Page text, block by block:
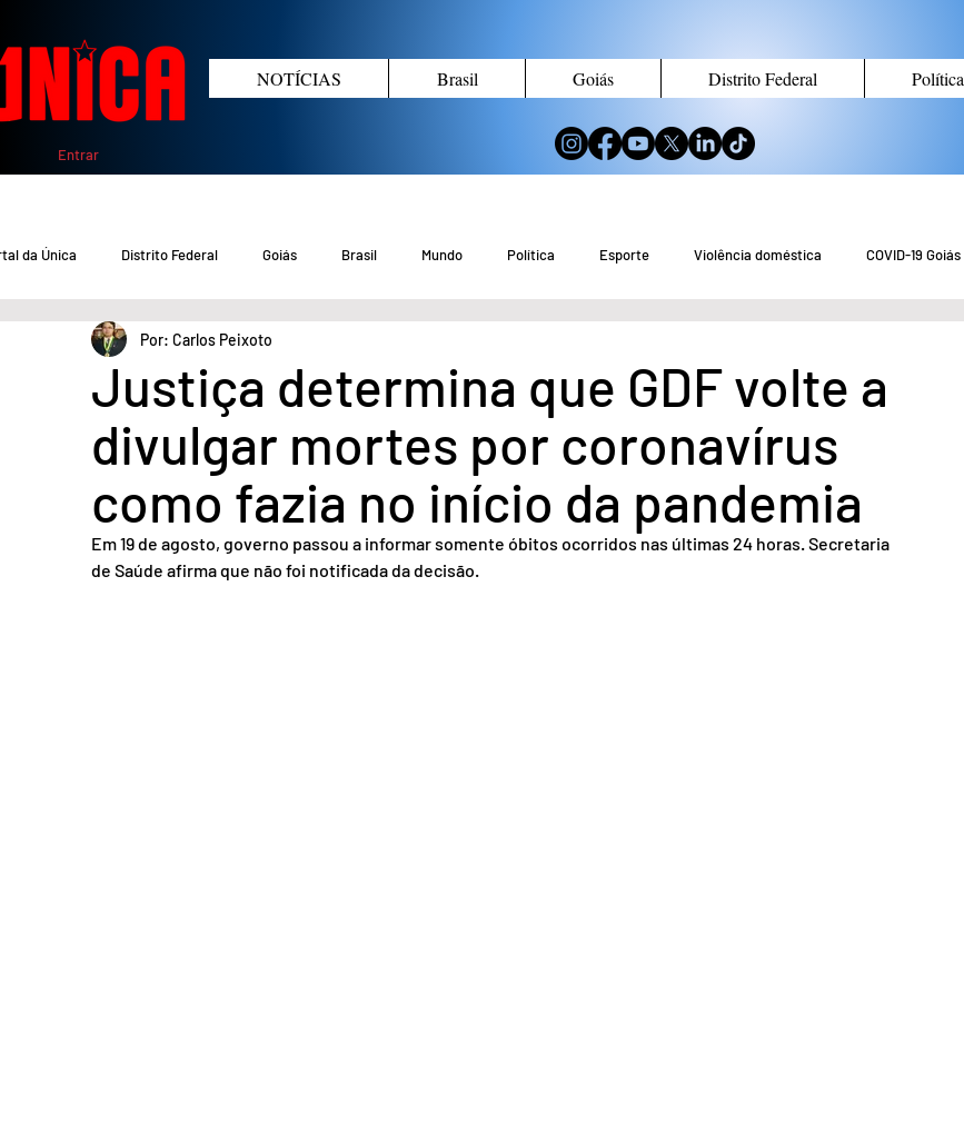
Entrar
NOTÍCIAS Brasil Goiás Distrito Federal Política
da Única Distrito Federal Goiás Brasil Mundo Política Esporte Violência doméstica COVID-19 Goiás
COVID-19 DF COVID-19 Brasil
Crime em Goiás Crimes no DF Educação Economia
Acidente em Goiás Acidente no DF Entretenimento Transporte Segurança
Justiça determina que GDF volte a
divulgar mortes por coronavírus
como fazia no início da pandemia
Por: Carlos Peixoto
Em 19 de agosto, governo passou a informar somente óbitos ocorridos nas últimas 24 horas. Secretaria
de Saúde afirma que não foi notificada da decisão.